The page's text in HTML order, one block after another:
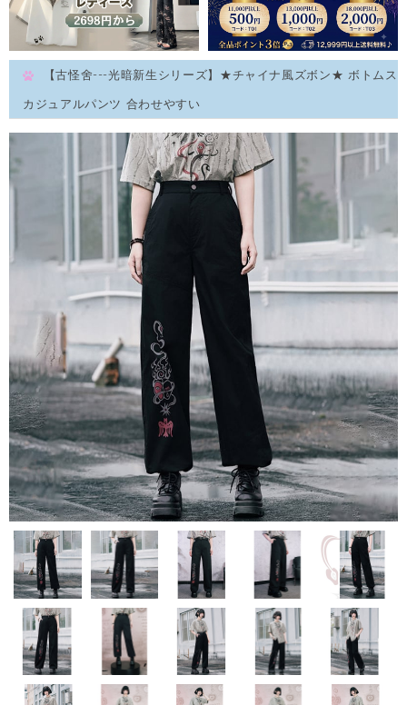
【古怪舍---光暗新生シリーズ】★チャイナ風ズボン★ ボトムス
カジュアルパンツ 合わせやすい